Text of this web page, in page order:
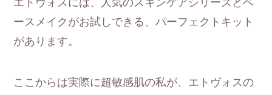
エトヴォスには、人気のスキンケアシリーズとベ
ースメイクがお試しできる、パーフェクトキット
があります。
ここからは実際に超敏感肌の私が、エトヴォスの